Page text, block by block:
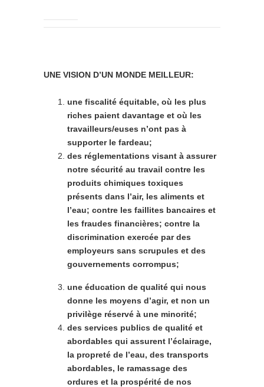
UNE VISION D’UN MONDE MEILLEUR:
une fiscalité équitable, où les plus
riches paient davantage et où les
travailleurs/euses n’ont pas à
supporter le fardeau;
des réglementations visant à assurer
notre sécurité au travail contre les
produits chimiques toxiques
présents dans l’air, les aliments et
l’eau; contre les faillites bancaires et
les fraudes financières; contre la
discrimination exercée par des
employeurs sans scrupules et des
gouvernements corrompus;
une éducation de qualité qui nous
donne les moyens d’agir, et non un
privilège réservé à une minorité;
des services publics de qualité et
abordables qui assurent l’éclairage,
la propreté de l’eau, des transports
abordables, le ramassage des
ordures et la prospérité de nos